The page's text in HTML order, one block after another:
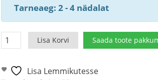
Tarneaeg: 2 - 4 nädalat
Aiamaja
Lucas
varikatusega
Lisa Korvi Saada toote
Lisa Lemmikutesse